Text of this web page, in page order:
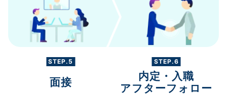
STEP.5
面接
STEP.6
内定・入職
アフターフォロー